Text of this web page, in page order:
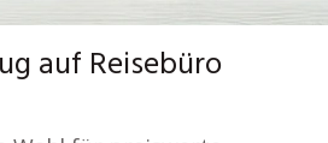
auf Reisebüro